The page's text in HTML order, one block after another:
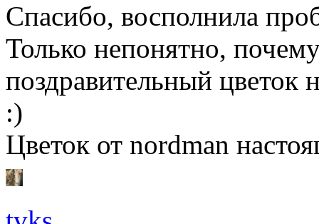
Спасибо, восполнила
Только непонятно,
поздравительный
:)
Цветок от nordman